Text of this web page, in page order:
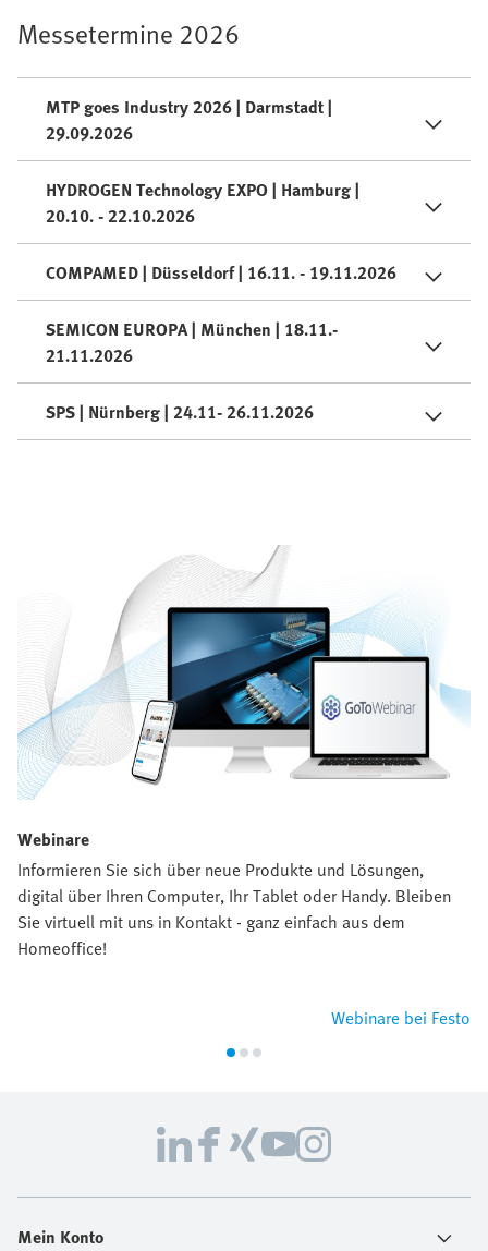
Messetermine 2026
MTP goes Industry 2026 | Darmstadt |
29.09.2026
HYDROGEN Technology EXPO | Hamburg |
20.10. - 22.10.2026
COMPAMED | Düsseldorf | 16.11. - 19.11.2026
SEMICON EUROPA | München | 18.11.-
21.11.2026
SPS | Nürnberg | 24.11- 26.11.2026
Webinare
Informieren Sie sich über neue Produkte und Lösungen,
digital über Ihren Computer, Ihr Tablet oder Handy. Bleiben
Sie virtuell mit uns in Kontakt - ganz einfach aus dem
Homeoffice!
Webinare bei Festo
Mein Konto